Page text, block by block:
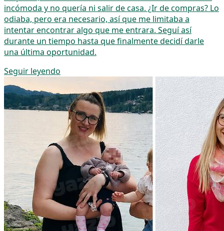
incómoda y no quería ni salir de casa. ¿Ir de compras? Lo
odiaba, pero era necesario, así que me limitaba a
intentar encontrar algo que me entrara. Seguí así
durante un tiempo hasta que finalmente decidí darle
una última oportunidad.
Seguir leyendo